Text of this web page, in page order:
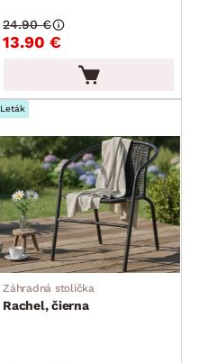
min. cm max. cm
min. cm max. cm
13.90 €
24.90 €
Leták
Záhradná stolička
Rachel, čierna